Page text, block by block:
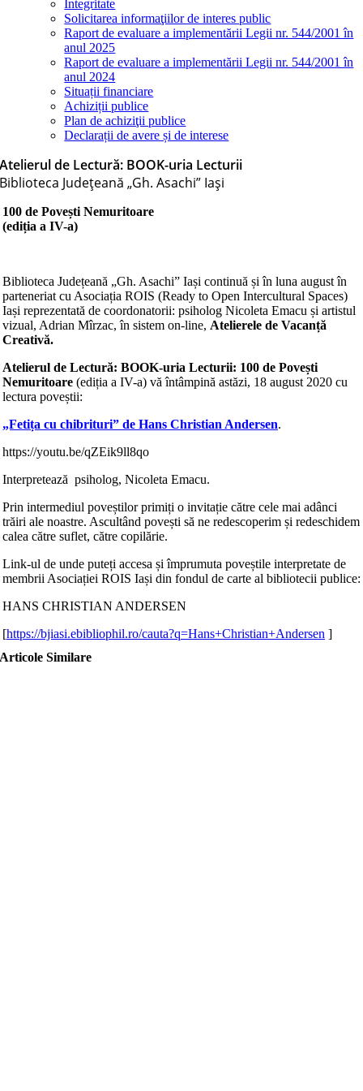
Integritate
Solicitarea informaţiilor de interes public
Raport de evaluare a implementării Legii nr. 544/2001 în
anul 2025
Raport de evaluare a implementării Legii nr. 544/2001 în
anul 2024
Situații financiare
Achiziții publice
Plan de achiziţii publice
Declarații de avere și de interese
Atelierul de Lectură: BOOK-uria Lecturii
Biblioteca Judeţeană „Gh. Asachi” Iaşi
100 de Povești Nemuritoare
(ediția a IV-a)
Biblioteca Județeană „Gh. Asachi” Iași continuă și în luna august în
parteneriat cu Asociația ROIS (Ready to Open Intercultural Spaces)
Iași reprezentată de coordonatorii: psiholog Nicoleta Emacu și artistul
vizual, Adrian Mîrzac, în sistem on-line, Atelierele de Vacanță
Creativă.
Atelierul de Lectură: BOOK-uria Lecturii: 100 de Povești
Nemuritoare (ediția a IV-a) vă întâmpină astăzi, 18 august 2020 cu
lectura poveștii:
„Fetița cu chibrituri” de Hans Christian Andersen.
https://youtu.be/qZEik9ll8qo
Interpretează psiholog, Nicoleta Emacu.
Prin intermediul poveștilor primiți o invitație către cele mai adânci
trăiri ale noastre. Ascultând povești să ne redescoperim și redeschidem
calea către suflet, către copilărie.
Link-ul de unde puteți accesa și împrumuta poveștile interpretate de
membrii Asociației ROIS Iași din fondul de carte al bibliotecii publice:
HANS CHRISTIAN ANDERSEN
[https://bjiasi.ebibliophil.ro/cauta?q=Hans+Christian+Andersen ]
Articole Similare